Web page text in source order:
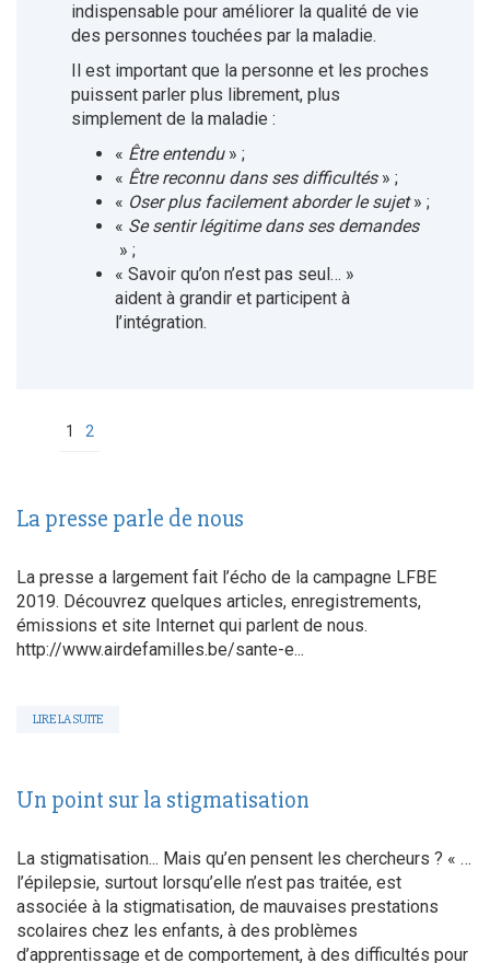
indispensable pour améliorer la qualité de vie
des personnes touchées par la maladie.
Il est important que la personne et les proches
puissent parler plus librement, plus
simplement de la maladie :
« Être entendu» ;
« Être reconnu dans ses difficultés» ;
« Oser plus facilement aborder le sujet» ;
« Se sentir légitime dans ses demandes
» ;
« Savoir qu’on n’est pas seul… »
aident à grandir et participent à
l’intégration.
1 2
La presse parle de nous
La presse a largement fait l’écho de la campagne LFBE
2019. Découvrez quelques articles, enregistrements,
émissions et site Internet qui parlent de nous.
http://www.airdefamilles.be/sante-e...
LIRE LA SUITE
Un point sur la stigmatisation
La stigmatisation... Mais qu’en pensent les chercheurs ? « …
l’épilepsie, surtout lorsqu’elle n’est pas traitée, est
associée à la stigmatisation, de mauvaises prestations
scolaires chez les enfants, à des problèmes
d’apprentissage et de comportement, à des difficultés pour